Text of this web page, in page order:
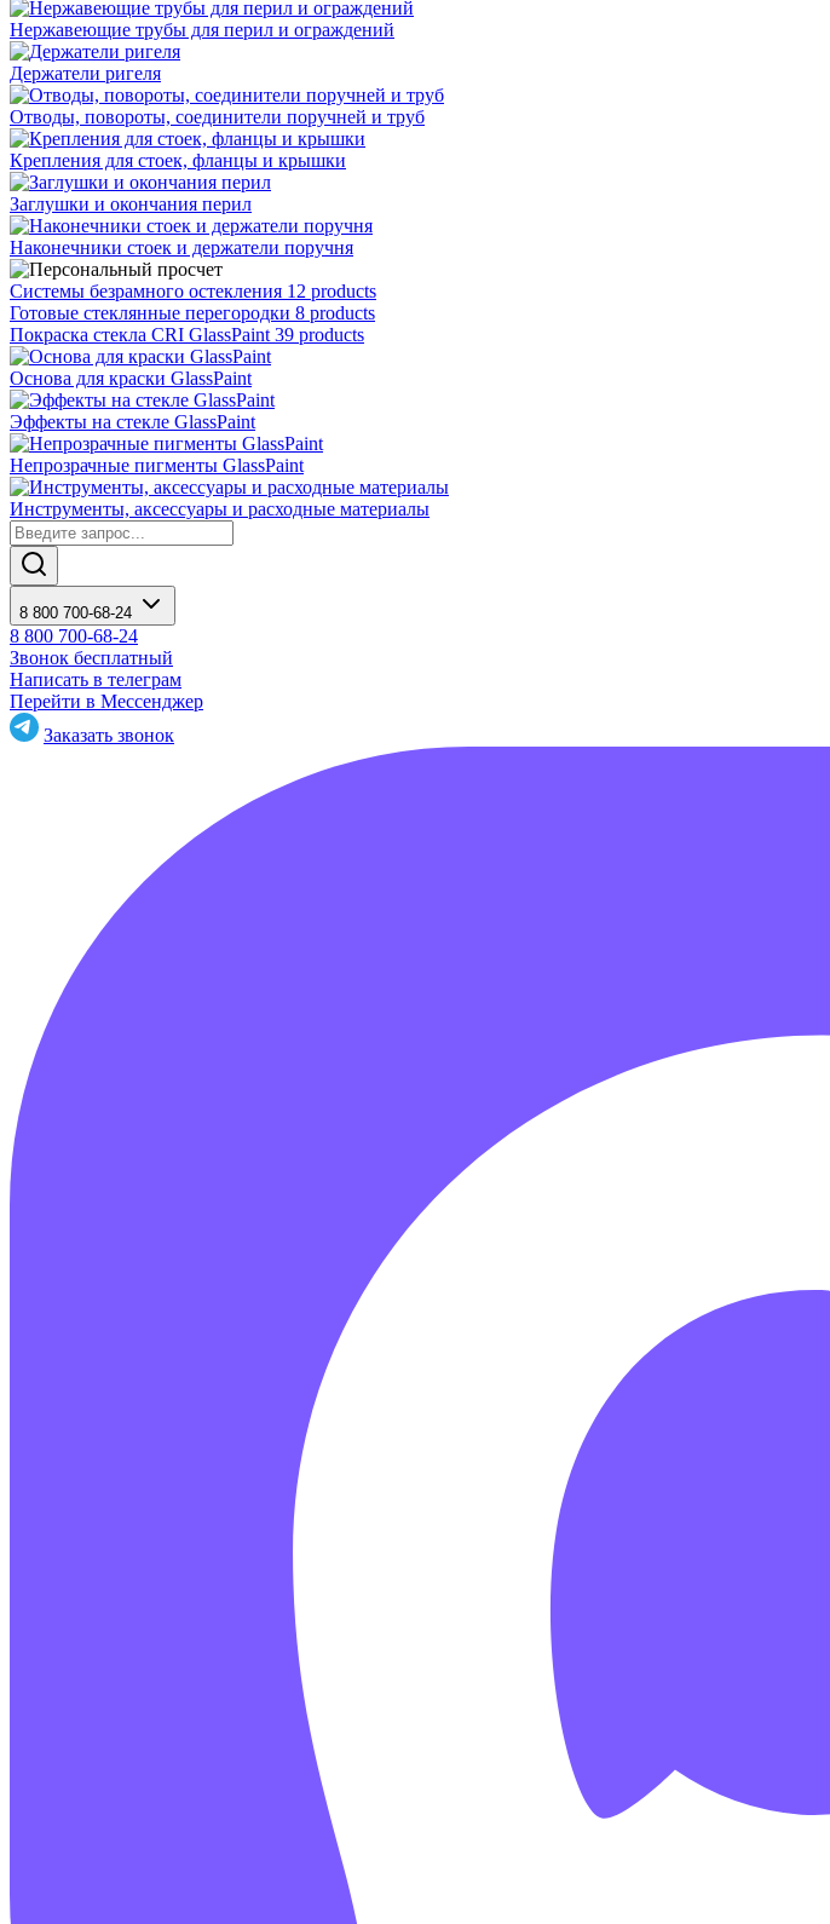
Нержавеющие трубы для перил и ограждений
Держатели ригеля
Отводы, повороты, соединители поручней и труб
Крепления для стоек, фланцы и крышки
Заглушки и окончания перил
Наконечники стоек и держатели поручня
Системы безрамного остекления 12 products
Готовые стеклянные перегородки 8 products
Покраска стекла CRI GlassPaint 39 products
Основа для краски GlassPaint
Эффекты на стекле GlassPaint
Непрозрачные пигменты GlassPaint
Инструменты, аксессуары и расходные материалы
8 800 700-68-24
8 800 700-68-24
Звонок бесплатный
Написать в телеграм
Перейти в Мессенджер
Заказать звонок